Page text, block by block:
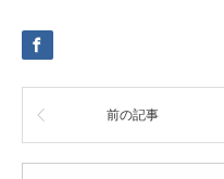
前の記事